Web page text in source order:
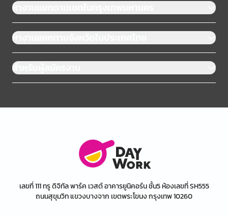
หางานแยกตามเขตในกรุงเทพมหานคร
หางานแยกตามจังหวัดในประเทศไทย
สำหรับผู้สมัครงาน
เลขที่ 111 ทรู ดิจิทัล พาร์ค เวสต์ อาคารยูนิคอร์น ชั้น5 ห้องเลขที่ SH555
ถนนสุขุมวิท แขวงบางจาก เขตพระโขนง กรุงเทพ 10260